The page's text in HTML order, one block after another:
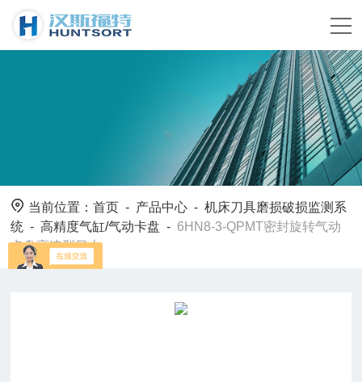
当前位置：首页 - 产品中心 -机床刀具磨损破损监测系
统 -高精度气缸/气动卡盘 - 6HN8-3-QPMT密封旋转气动
卡盘高速型日本